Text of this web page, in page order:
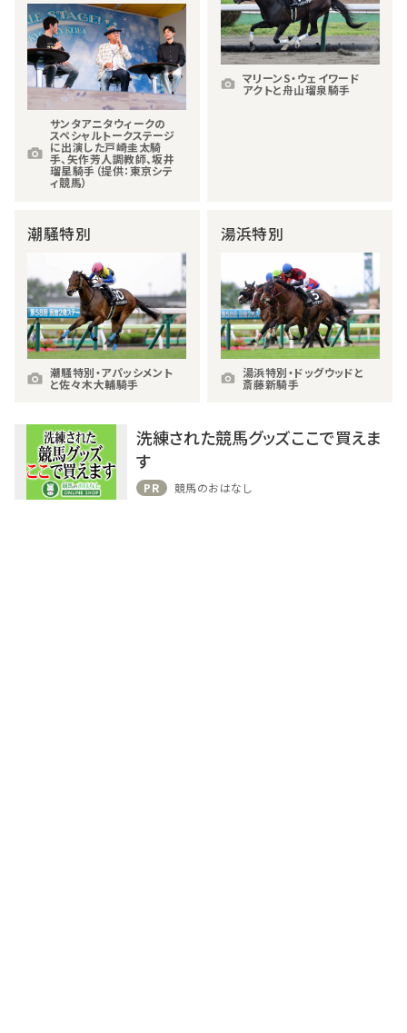
サンタアニタウィークの
スペシャルトークステージ
に出演した戸崎圭太騎
手、矢作芳人調教師、坂井
瑠星騎手（提供：東京シテ
ィ競馬）
マリーンS・ウェイワード
アクトと舟山瑠泉騎手
潮騒特別
潮騒特別・アパッシメント
と佐々木大輔騎手
湯浜特別
湯浜特別・ドッグウッドと
斎藤新騎手
洗練された競馬グッズここで買えま
す
PR 競馬のおはなし